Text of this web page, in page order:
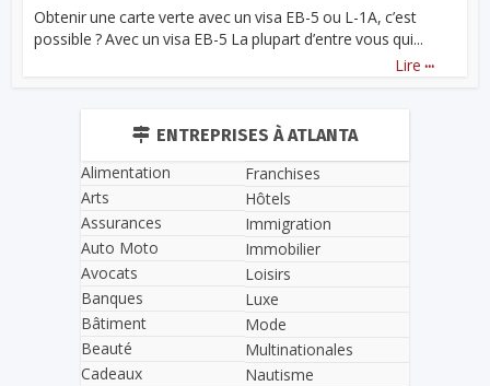
Obtenir une carte verte avec un visa EB-5 ou L-1A, c’est
possible ? Avec un visa EB-5 La plupart d’entre vous qui...
Lire ...
ENTREPRISES À ATLANTA
Alimentation
Arts
Assurances
Auto Moto
Avocats
Banques
Bâtiment
Beauté
Cadeaux
Franchises
Hôtels
Immigration
Immobilier
Loisirs
Luxe
Mode
Multinationales
Nautisme